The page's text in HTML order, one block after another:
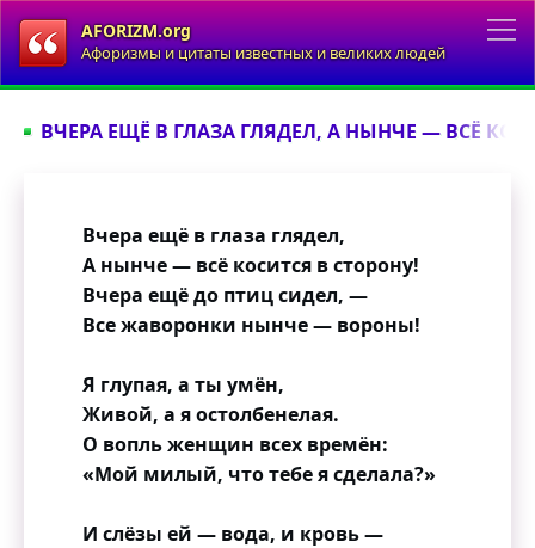
AFORIZM.org
Афоризмы и цитаты известных и великих людей
ВЧЕРА ЕЩЁ В ГЛАЗА ГЛЯДЕЛ, А НЫНЧЕ — ВСЁ
Вчера ещё в глаза глядел,
А нынче — всё косится в сторону!
Вчера ещё до птиц сидел, —
Все жаворонки нынче — вороны!
Я глупая, а ты умён,
Живой, а я остолбенелая.
О вопль женщин всех времён:
«Мой милый, что тебе я сделала?»
И слёзы ей — вода, и кровь —